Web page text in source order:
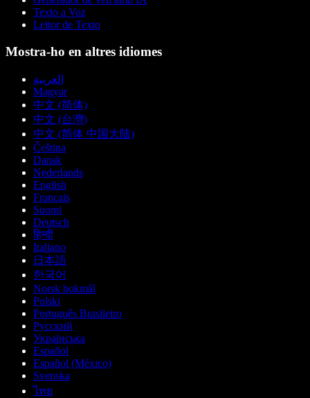
Texto a Voz
Leitor de Texto
Mostra-ho en altres idiomes
العربية
Magyar
中文 (简体)
中文 (台灣)
中文 (简体 中国大陆)
Čeština
Dansk
Nederlands
English
Français
Suomi
Deutsch
हिन्दी
Italiano
日本語
한국어
Norsk bokmål
Polski
Português Brasileiro
Русский
Українська
Español
Español (México)
Svenska
ไทย